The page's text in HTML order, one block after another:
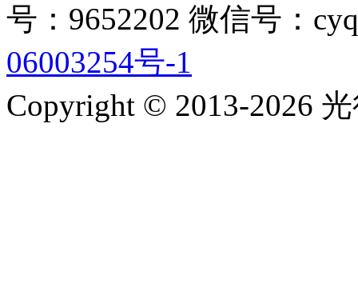
号：9652202 微信号：
06003254号-1
Copyright © 2013-2026